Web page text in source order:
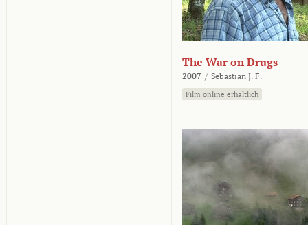
The War on Drugs
2007 / Sebastian J. F.
Film online erhältlich